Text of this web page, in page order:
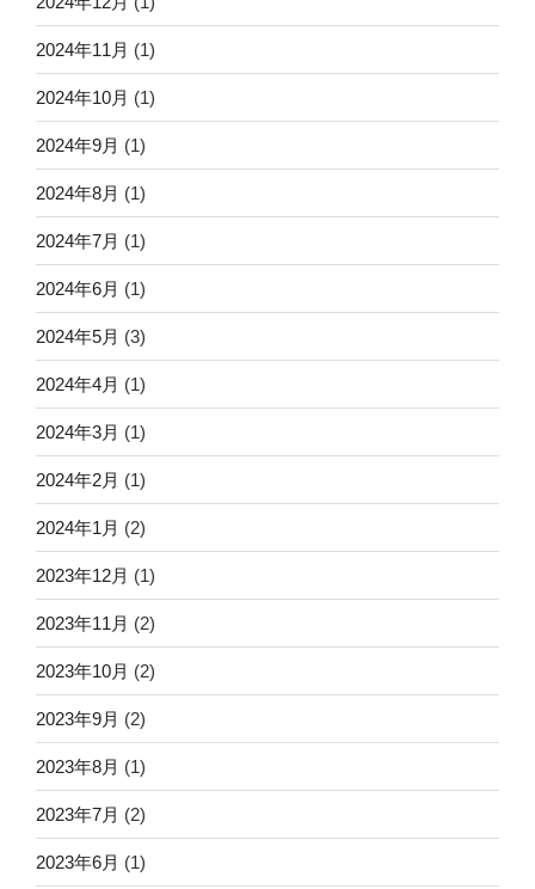
2024年11月 (1)
2024年10月 (1)
2024年9月 (1)
2024年8月 (1)
2024年7月 (1)
2024年6月 (1)
2024年5月 (3)
2024年4月 (1)
2024年3月 (1)
2024年2月 (1)
2024年1月 (2)
2023年12月 (1)
2023年11月 (2)
2023年10月 (2)
2023年9月 (2)
2023年8月 (1)
2023年7月 (2)
2023年6月 (1)